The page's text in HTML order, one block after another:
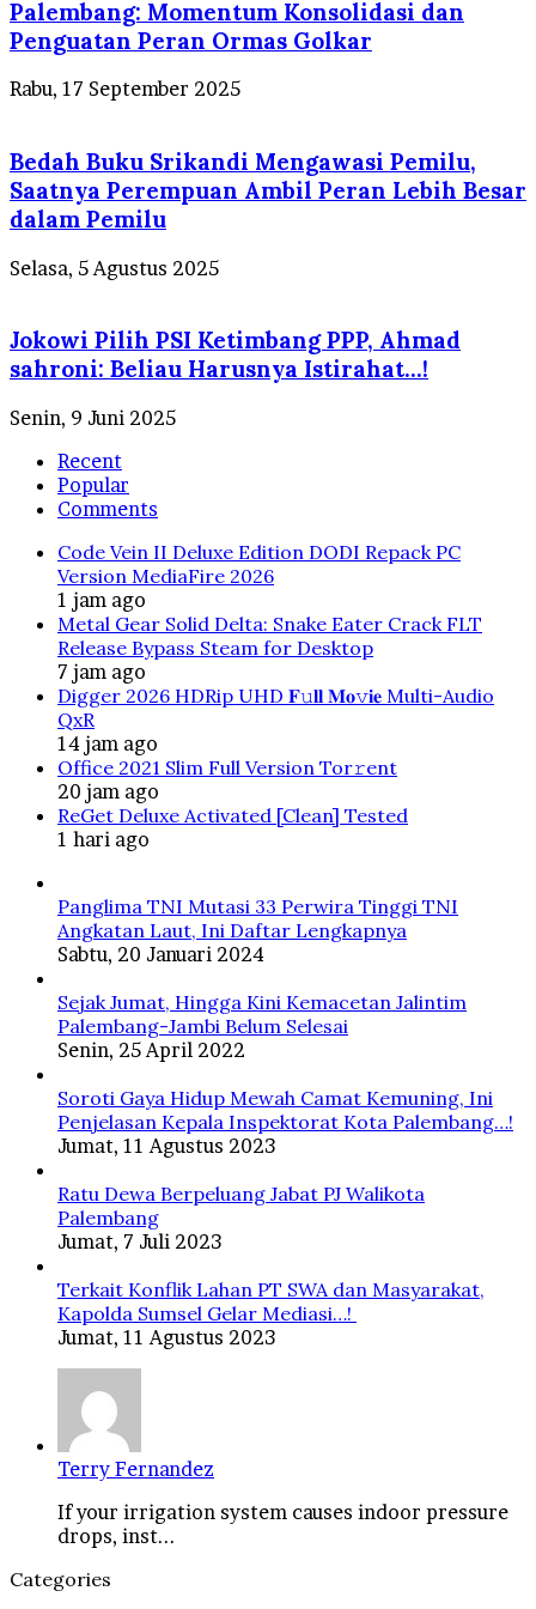
Palembang: Momentum Konsolidasi dan
Penguatan Peran Ormas Golkar
Rabu, 17 September 2025
Bedah Buku Srikandi Mengawasi Pemilu,
Saatnya Perempuan Ambil Peran Lebih Besar
dalam Pemilu
Selasa, 5 Agustus 2025
Jokowi Pilih PSI Ketimbang PPP, Ahmad
sahroni: Beliau Harusnya Istirahat…!
Senin, 9 Juni 2025
Recent
Popular
Comments
Code Vein II Deluxe Edition DODI Repack PC
Version MediaFire 2026
1 jam ago
Metal Gear Solid Delta: Snake Eater Crack FLT
Release Bypass Steam for Desktop
7 jam ago
Digger 2026 HDRip UHD 𝐅𝚞𝐥𝐥 𝐌𝐨𝚟𝐢𝐞 Multi-Audio
QxR
14 jam ago
Office 2021 Slim Full Version Tor𝚛ent
20 jam ago
ReGet Deluxe Activated [Clean] Tested
1 hari ago
Panglima TNI Mutasi 33 Perwira Tinggi TNI
Angkatan Laut, Ini Daftar Lengkapnya
Sabtu, 20 Januari 2024
Sejak Jumat, Hingga Kini Kemacetan Jalintim
Palembang-Jambi Belum Selesai
Senin, 25 April 2022
Soroti Gaya Hidup Mewah Camat Kemuning, Ini
Penjelasan Kepala Inspektorat Kota Palembang…!
Jumat, 11 Agustus 2023
Ratu Dewa Berpeluang Jabat PJ Walikota
Palembang
Jumat, 7 Juli 2023
Terkait Konflik Lahan PT SWA dan Masyarakat,
Kapolda Sumsel Gelar Mediasi…!
Jumat, 11 Agustus 2023
Terry Fernandez
If your irrigation system causes indoor pressure
drops, inst...
Categories